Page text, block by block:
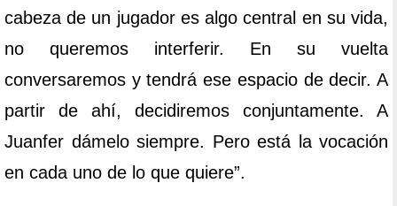
cabeza de un jugador es algo central en su vida,
no queremos interferir. En su vuelta
conversaremos y tendrá ese espacio de decir. A
partir de ahí, decidiremos conjuntamente. A
Juanfer dámelo siempre. Pero está la vocación
en cada uno de lo que quiere”.